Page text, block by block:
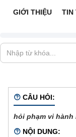
GIỚI THIỆU TIN
CÂU HỎI:
hỏi phạm vi hành
NỘI DUNG: